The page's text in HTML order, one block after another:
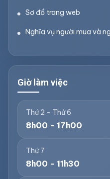
Sơ đồ trang web
Nghĩa vụ người mua và
Giờ làm việc
Thứ 2 - Thứ 6
8h00 - 17h00
Thứ 7
8h00 - 11h30